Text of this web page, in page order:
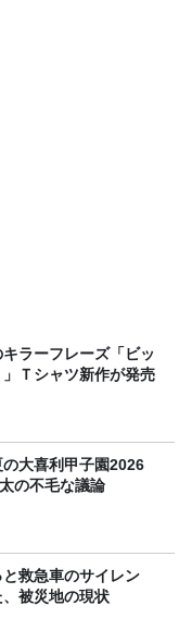
ラーフレーズ「ビッ
Ｔシャツ新作が発売
の大喜利甲子園2026
の不毛な議論
救急車のサイレン
被災地の現状